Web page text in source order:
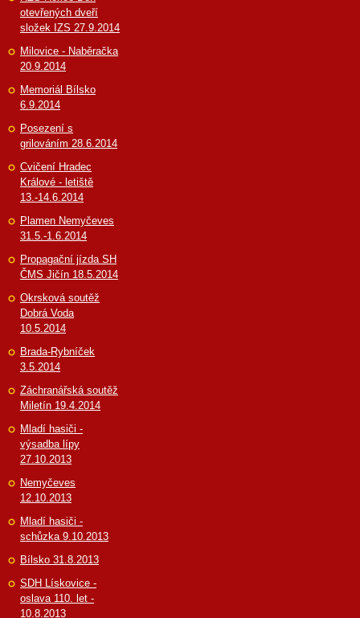
otevřených dveří
složek IZS 27.9.2014
Milovice - Naběračka
20.9.2014
Memoriál Bílsko
6.9.2014
Posezení s
grilováním 28.6.2014
Cvičení Hradec
Králové - letiště
13.-14.6.2014
Plamen Nemyčeves
31.5.-1.6.2014
Propagační jízda SH
ČMS Jičín 18.5.2014
Okrsková soutěž
Dobrá Voda
10.5.2014
Brada-Rybníček
3.5.2014
Záchranářská soutěž
Miletín 19.4.2014
Mladí hasiči -
výsadba lípy
27.10.2013
Nemyčeves
12.10.2013
Mladí hasiči -
schůzka 9.10.2013
Bílsko 31.8.2013
SDH Lískovice -
oslava 110. let -
10.8.2013